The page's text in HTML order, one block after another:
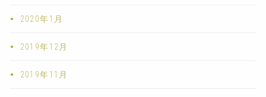
2020年1月
2019年12月
2019年11月